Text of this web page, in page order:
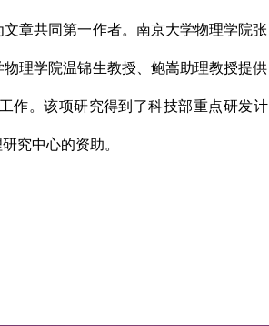
章共同第一作者。南京大学物理学院张
理学院温锦生教授、鲍嵩助理教授提供
作。该项研究得到了科技部重点研发计
究中心的资助。